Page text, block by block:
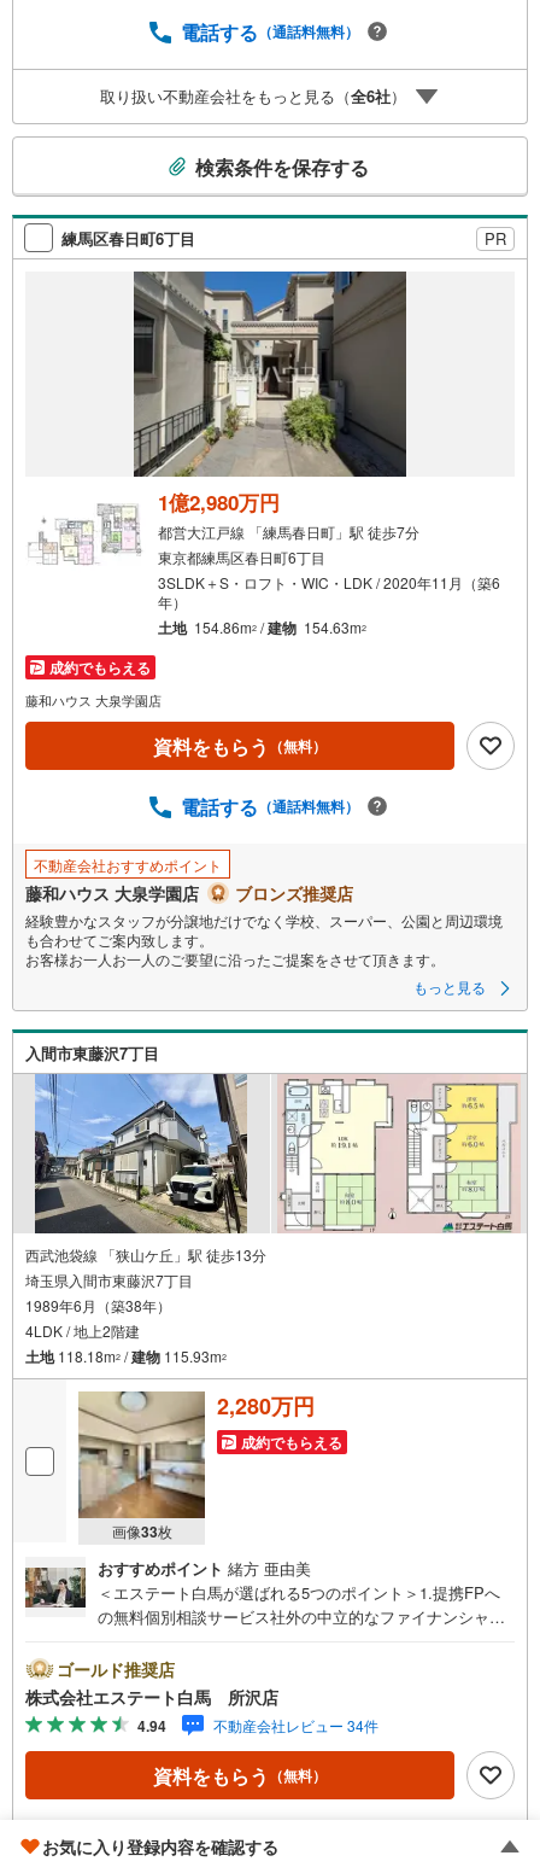
円のご紹介料をお支払いさせて頂きます！詳しくはスタッ
ーベッド完備3.他にもファミリーに優しい『あったら良い
な』がここにある！ミルク用浄水サーバー、紙おむつ、ア
電話する （通話料無料）
取り扱い不動産会社をもっと見る（全6社）
検
索
条
条
イ
ペ
ー
に
検索条件を保存する
練馬区春日町6丁目 PR
1億2,980万円
都営大江戸線 「練馬春日町」駅 徒歩7分
東京都練馬区春日町6丁目
3SLDK＋S・ロフト・WIC・LDK / 2020年11月（築6
年）
土地 154.86m2 /建物 154.63m2
成約でもらえる
藤和ハウス 大泉学園店
資料をもらう （無料）
電話する （通話料無料）
不動産会社おすすめポイント
藤和ハウス 大泉学園店 ブロンズ推奨店
経験豊かなスタッフが分譲地だけでなく学校、スーパー、公園と周辺環境
も合わせてご案内致します。
お客様お一人お一人のご要望に沿ったご提案をさせて頂きます。
もっと見る
入間市東藤沢7丁目
西武池袋線 「狭山ケ丘」駅 徒歩13分
埼玉県入間市東藤沢7丁目
1989年6月（築38年）
4LDK / 地上2階建
土地118.18m2 /建物 115.93m2
画像33枚
2,280万円
成約でもらえる
おすすめポイント 緒方 亜由美
＜エステート白馬が選ばれる5つのポイント＞1.提携FPへ
の無料個別相談サービス社外の中立的なファイナンシャル
や学費等も含めてシミュレーションをご提案できます2.物
件情報が豊富所沢市を中心にたくさんの情報をご用意して
おります。インターネット広告前の物件も多数取り揃えて
おります。お客様のご希望エリアをお申し付けください。
3.自社グループでリフォーム、新築請負所沢店の3階はリフ
ォーム、注文建築部門の相談スペースです。一級建築士を
て、リフォームや注文建築についてご相談頂けます4.年中
無休（年末年始除く）で営業しております営業時間 9:30
ゴールド推奨店
株式会社エステート白馬 所沢店
4.94 不動産会社レビュー 34件
資料をもらう （無料）
電話する （通話料無料）
お気に入り登録内容を確認する